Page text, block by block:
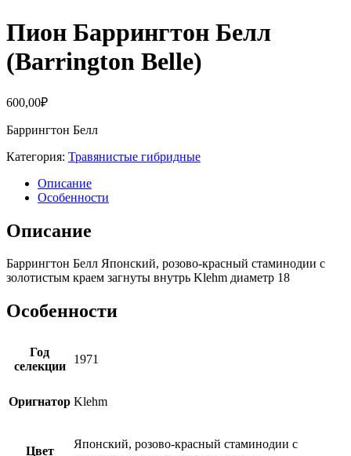
Пион Баррингтон Белл
(Barrington Belle)
600,00₽
Баррингтон Белл
Категория: Травянистые гибридные
Описание
Особенности
Описание
Баррингтон Белл Японский, розово-красный стаминодии с
золотистым краем загнуты внутрь Klehm диаметр 18
Особенности
Год
селекции
1971
Оригнатор Klehm
Цвет
Японский, розово-красный стаминодии с